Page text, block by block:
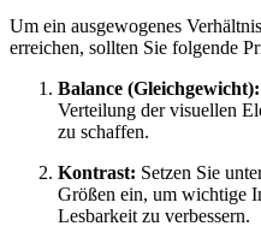
Um ein ausgewogenes
erreichen, sollten Sie folgende
Balance (Gleichgewicht):
Verteilung der visuellen
zu schaffen.
Kontrast: Setzen Sie
Größen ein, um wichtige
Lesbarkeit zu verbessern.